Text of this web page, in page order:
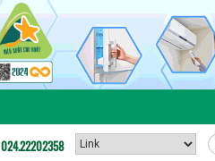
024.22202358